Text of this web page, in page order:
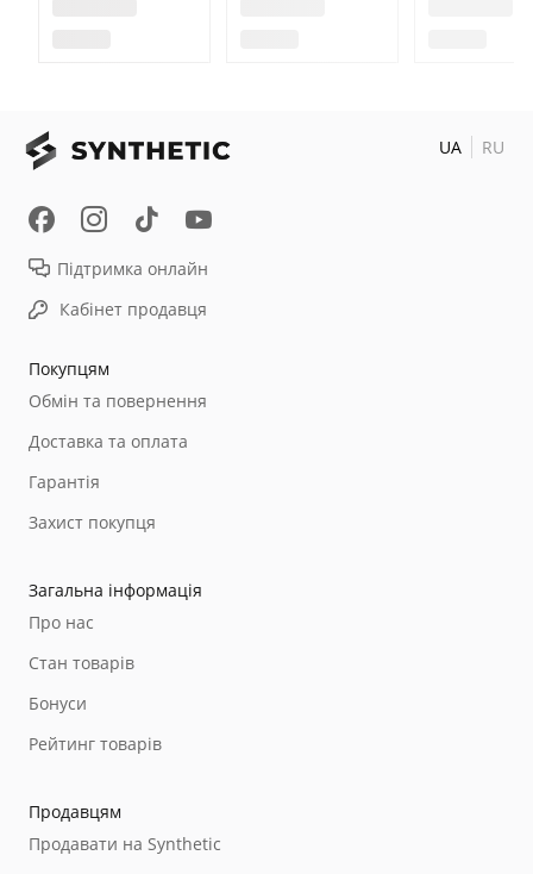
Покупцям
Обмін та повернення
Доставка та оплата
Гарантія
Захист покупця
Загальна інформація
Про нас
Стан товарів
Бонуси
Рейтинг товарів
Продавцям
Продавати на Synthetic
Підтримка онлайн
Кабінет продавця
UA RU